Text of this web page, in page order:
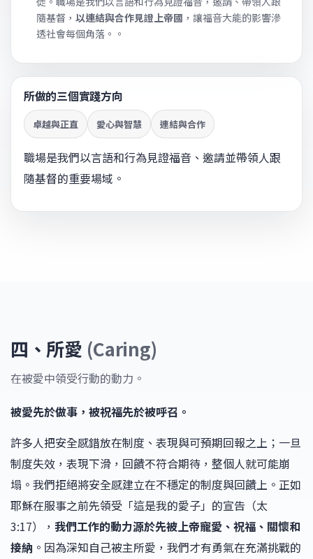
隨基督， 以連結與合作見證上帝國 ，讓福音大能的影響滲
透社會每個角落。。
所做的三個實踐方向
卓越與正直 愛心與智慧 連結與合作
職場是我們以言語和行為見證福音、邀請並帶領人跟
隨基督的重要場域。
四、所愛 (Caring)
在被愛中領受行動的動力。
被愛先於做事，被祝福先於被呼召。
許多人把安全感錯放在制度、表現與可預期回報之上；一旦
制度失效，表現下滑，回饋不符合期待，整個人就可能崩
塌。我們拒絕將安全感建立在不穩定的制度與回饋上。正如
耶穌在服事之前先領受「這是我的愛子」的宣告（太
3:17）， 我們工作的動力源於先被上帝寵愛、祝福、關懷和
接納 。因為深知自己被主所愛，我們才有勇氣在充滿挑戰的